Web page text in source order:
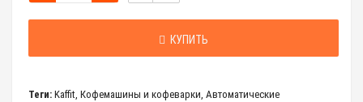
КУПИТЬ
Теги: Kaffit, Кофемашины и кофеварки, Автоматические